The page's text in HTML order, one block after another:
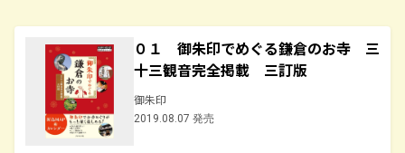
０１ 御朱印でめぐる鎌倉のお寺 三
十三観音完全掲載 三訂版
御朱印
2019.08.07 発売